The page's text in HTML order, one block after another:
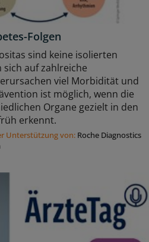
Folgen
sind keine isolierten
sich auf zahlreiche
viel Morbidität und
ist möglich, wenn die
Organe gezielt in den
erkennt.
Unterstützung von: Roche Diagnostics